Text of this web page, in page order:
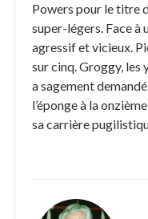
Powers pour le titre
super-légers. Face
agressif et vicieux.
sur cinq. Groggy, les
a sagement
l’éponge à la
sa carrière